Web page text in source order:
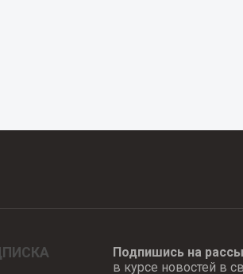
Подпишись на
в курсе новостей в